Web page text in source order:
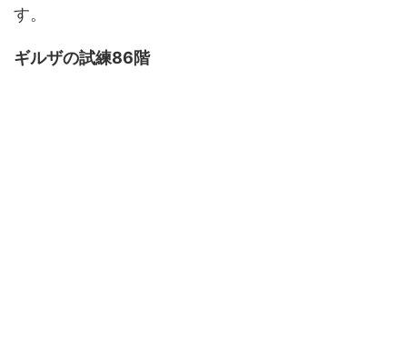
す。
ギルザの試練86階